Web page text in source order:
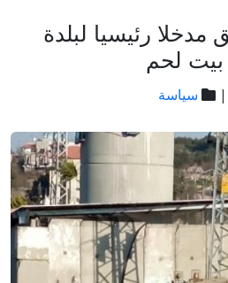
مدخلا رئيسيا لبلدة
لحم
سياسة